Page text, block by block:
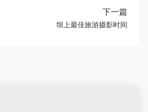
下一篇
坝上最佳旅游摄影时间